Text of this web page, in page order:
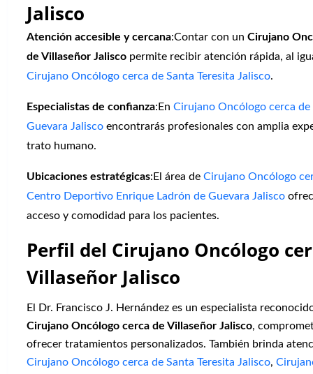
Jalisco
Atención accesible y cercana:Contar con un Cirujano
de Villaseñor Jalisco permite recibir atención rápida, al
Cirujano Oncólogo cerca de Santa Teresita Jalisco.
Especialistas de confianza:En Cirujano Oncólogo cerca de
Guevara Jalisco encontrarás profesionales con amplia
trato humano.
Ubicaciones estratégicas:El área de Cirujano Oncólogo
Centro Deportivo Enrique Ladrón de Guevara Jalisco
acceso y comodidad para los pacientes.
Perfil del Cirujano Oncólogo
Villaseñor Jalisco
El Dr. Francisco J. Hernández es un especialista
Cirujano Oncólogo cerca de Villaseñor Jalisco,
ofrecer tratamientos personalizados. También brinda
Cirujano Oncólogo cerca de Santa Teresita Jalisco,